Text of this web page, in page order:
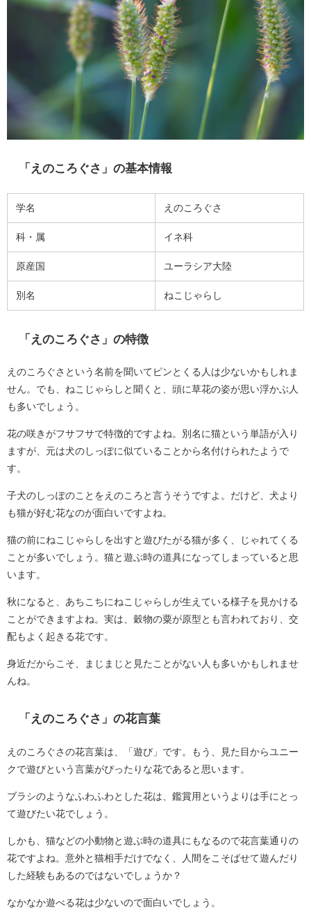
「えのころぐさ」の基本情報
学名 えのころぐさ
科・属 イネ科
原産国 ユーラシア大陸
別名 ねこじゃらし
「えのころぐさ」の特徴
えのころぐさという名前を聞いてピンとくる人は少ないかもしれま
せん。でも、ねこじゃらしと聞くと、頭に草花の姿が思い浮かぶ人
も多いでしょう。
花の咲きがフサフサで特徴的ですよね。別名に猫という単語が入り
ますが、元は犬のしっぽに似ていることから名付けられたようで
す。
子犬のしっぽのことをえのころと言うそうですよ。だけど、犬より
も猫が好む花なのが面白いですよね。
猫の前にねこじゃらしを出すと遊びたがる猫が多く、じゃれてくる
ことが多いでしょう。猫と遊ぶ時の道具になってしまっていると思
います。
秋になると、あちこちにねこじゃらしが生えている様子を見かける
ことができますよね。実は、穀物の粟が原型とも言われており、交
配もよく起きる花です。
身近だからこそ、まじまじと見たことがない人も多いかもしれませ
んね。
「えのころぐさ」の花言葉
えのころぐさの花言葉は、「遊び」です。もう、見た目からユニー
クで遊びという言葉がぴったりな花であると思います。
ブラシのようなふわふわとした花は、鑑賞用というよりは手にとっ
て遊びたい花でしょう。
しかも、猫などの小動物と遊ぶ時の道具にもなるので花言葉通りの
花ですよね。意外と猫相手だけでなく、人間をこそばせて遊んだり
した経験もあるのではないでしょうか？
なかなか遊べる花は少ないので面白いでしょう。